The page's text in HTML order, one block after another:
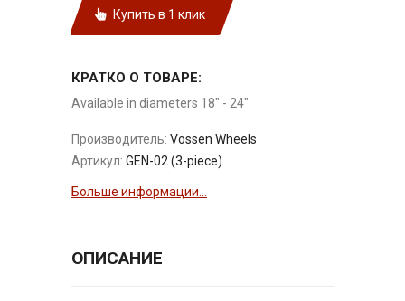
Купить в 1 клик
КРАТКО О ТОВАРЕ:
Available in diameters 18" - 24"
Производитель: Vossen Wheels
Артикул: GEN-02 (3-piece)
Больше информации...
ОПИСАНИЕ